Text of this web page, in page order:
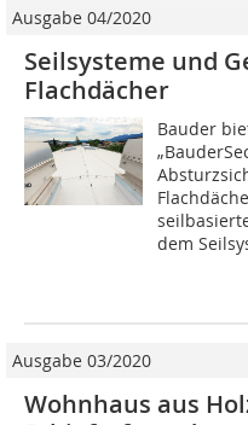
Ausgabe 04/2020
Seilsysteme und
Flachdächer
Bauder
dem
Ausgabe 03/2020
Wohnhaus aus